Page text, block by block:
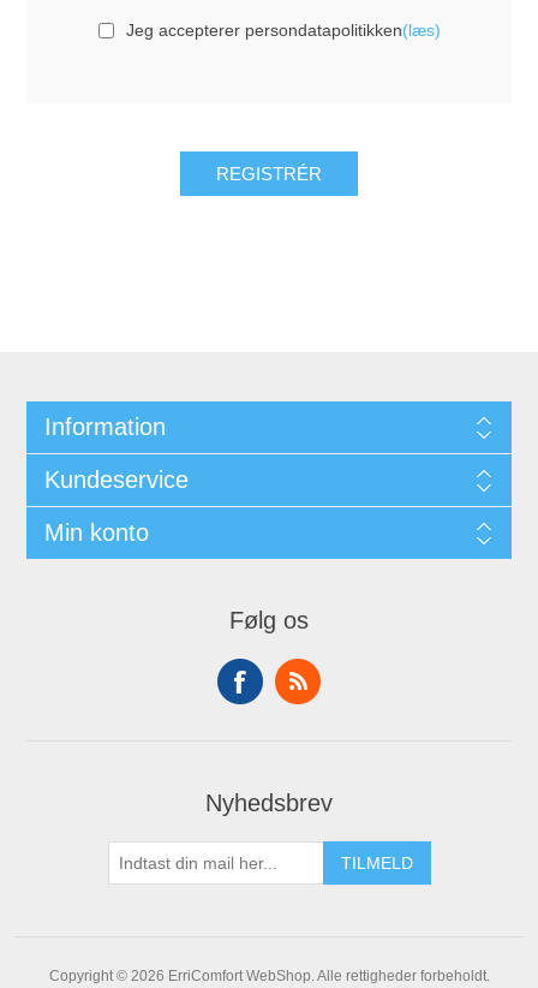
Jeg accepterer persondatapolitikken(læs)
Information
Kundeservice
Min konto
Følg os
Nyhedsbrev
Copyright © 2026 ErriComfort WebShop. Alle rettigheder forbeholdt.